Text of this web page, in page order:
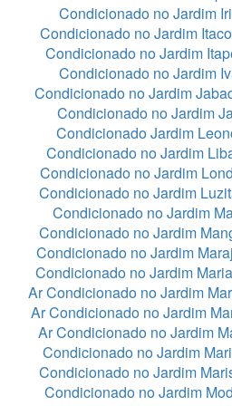
Condicionado no Jardim
Condicionado no Jardim
Condicionado no Jardim
Condicionado no Jardim
Condicionado no Jardim
Condicionado no Jardim
Condicionado Jardim
Condicionado no Jardim
Condicionado no Jardim
Condicionado no Jardim
Condicionado no Jardim
Condicionado no Jardim
Condicionado no Jardim
Condicionado no Jardim
Ar Condicionado no Jardim
Ar Condicionado no Jardim
Ar Condicionado no Jardim
Condicionado no Jardim
Condicionado no Jardim
Condicionado no Jardim